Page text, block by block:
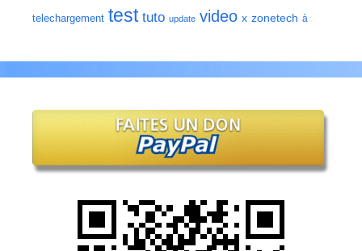
telechargement test tuto update video x zonetech à